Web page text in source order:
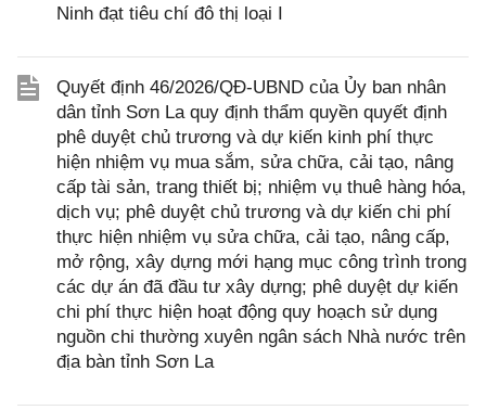
Ninh đạt tiêu chí đô thị loại I
Quyết định 46/2026/QĐ-UBND của Ủy ban nhân
dân tỉnh Sơn La quy định thẩm quyền quyết định
phê duyệt chủ trương và dự kiến kinh phí thực
hiện nhiệm vụ mua sắm, sửa chữa, cải tạo, nâng
cấp tài sản, trang thiết bị; nhiệm vụ thuê hàng hóa,
dịch vụ; phê duyệt chủ trương và dự kiến chi phí
thực hiện nhiệm vụ sửa chữa, cải tạo, nâng cấp,
mở rộng, xây dựng mới hạng mục công trình trong
các dự án đã đầu tư xây dựng; phê duyệt dự kiến
chi phí thực hiện hoạt động quy hoạch sử dụng
nguồn chi thường xuyên ngân sách Nhà nước trên
địa bàn tỉnh Sơn La